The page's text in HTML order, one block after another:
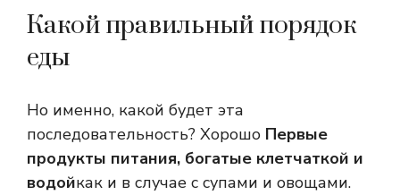
Какой правильный порядок
еды
Но именно, какой будет эта
последовательность? Хорошо Первые
продукты питания, богатые клетчаткой и
водойкак и в случае с супами и овощами.